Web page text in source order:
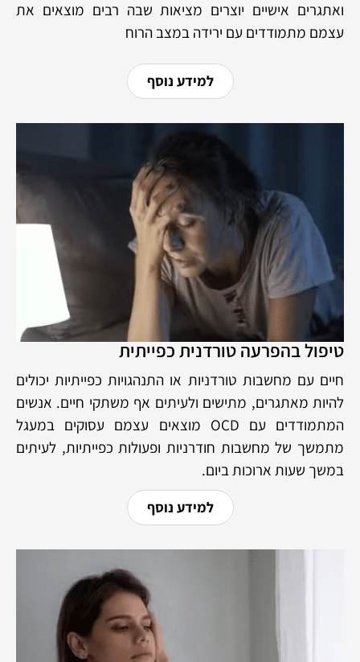
ואתגרים אישיים יוצרים מציאות שבה רבים מוצאים את
עצמם מתמודדים עם ירידה במצב הרוח
למידע נוסף
טיפול בהפרעה טורדנית כפייתית
חיים עם מחשבות טורדניות או התנהגויות כפייתיות יכולים
להיות מאתגרים, מתישים ולעיתים אף משתקי חיים. אנשים
המתמודדים עם OCD מוצאים עצמם עסוקים במעגל
מתמשך של מחשבות חודרניות ופעולות כפייתיות, לעיתים
במשך שעות ארוכות ביום.
למידע נוסף